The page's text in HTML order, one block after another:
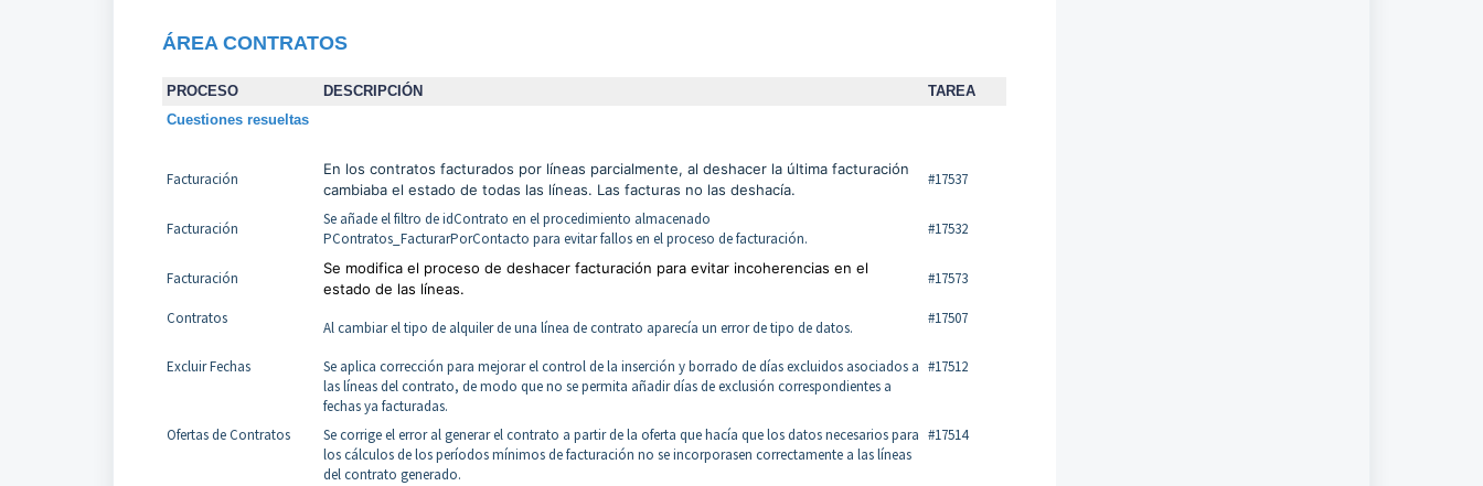
ÁREA CONTRATOS
PROCESO DESCRIPCIÓN
TAREA
Cuestiones resueltas
Facturación
En los contratos facturados por líneas parcialmente, al deshacer la última facturación
cambiaba el estado de todas las líneas. Las facturas no las deshacía.
#17537
Facturación
Se añade el filtro de idContrato en el procedimiento almacenado
PContratos_FacturarPorContacto para evitar fallos en el proceso de facturación.
#17532
Facturación
Se modifica el proceso de deshacer facturación para evitar incoherencias en el
estado de las líneas.
#17573
Contratos
Al cambiar el tipo de alquiler de una línea de contrato aparecía un error de tipo de datos.
#17507
Excluir Fechas
Se aplica corrección para mejorar el control de la inserción y borrado de días excluidos asociados a
las líneas del contrato, de modo que no se permita añadir días de exclusión correspondientes a
fechas ya facturadas.
#17512
Ofertas de Contratos
Se corrige el error al generar el contrato a partir de la oferta que hacía que los datos necesarios para
los cálculos de los períodos mínimos de facturación no se incorporasen correctamente a las líneas
del contrato generado.
#17514